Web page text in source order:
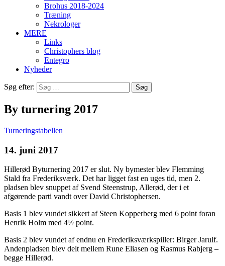
Brohus 2018-2024
Træning
Nekrologer
MERE
Links
Christophers blog
Entegro
Nyheder
Søg efter:
By turnering 2017
Turneringstabellen
14. juni 2017
Hillerød Byturnering 2017 er slut. Ny bymester blev Flemming
Stald fra Frederiksværk. Det har ligget fast en uges tid, men 2.
pladsen blev snuppet af Svend Steenstrup, Allerød, der i et
afgørende parti vandt over David Christophersen.
Basis 1 blev vundet sikkert af Steen Kopperberg med 6 point foran
Henrik Holm med 4½ point.
Basis 2 blev vundet af endnu en Frederiksværkspiller: Birger Jarulf.
Andenpladsen blev delt mellem Rune Eliasen og Rasmus Rabjerg –
begge Hillerød.